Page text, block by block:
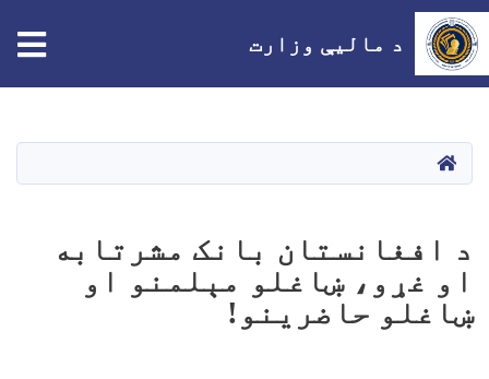
د مالیې وزارت
HOME
د افغانستان بانک مشرتابه
او غړو، ښاغلو مېلمنو او
ښاغلو حاضرینو!